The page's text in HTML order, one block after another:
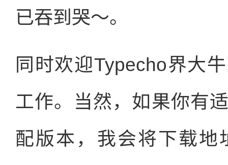
已吞到哭～。
同时欢迎Typecho界大
工作。当然，如果你有
配版本，我会将下载